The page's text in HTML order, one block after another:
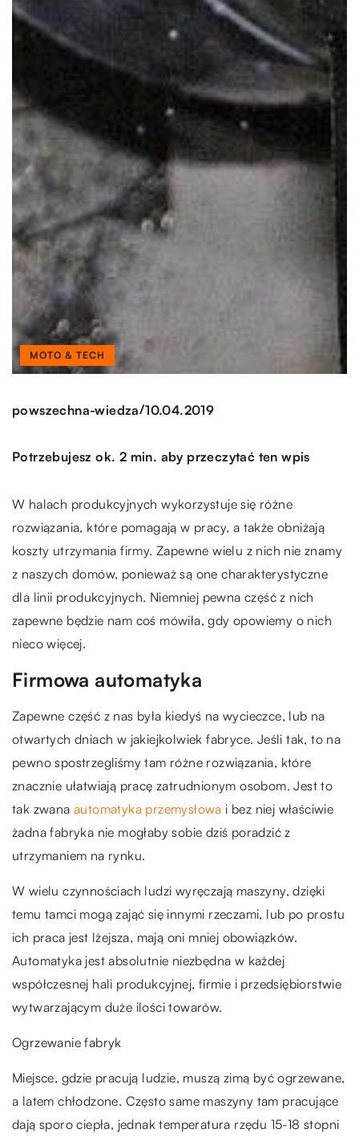
MOTO & TECH
powszechna-wiedza/10.04.2019
Potrzebujesz ok. 2 min. aby przeczytać ten wpis
W halach produkcyjnych wykorzystuje się różne
rozwiązania, które pomagają w pracy, a także obniżają
koszty utrzymania firmy. Zapewne wielu z nich nie znamy
z naszych domów, ponieważ są one charakterystyczne
dla linii produkcyjnych. Niemniej pewna część z nich
zapewne będzie nam coś mówiła, gdy opowiemy o nich
nieco więcej.
Firmowa automatyka
Zapewne część z nas była kiedyś na wycieczce, lub na
otwartych dniach w jakiejkolwiek fabryce. Jeśli tak, to na
pewno spostrzegliśmy tam różne rozwiązania, które
znacznie ułatwiają pracę zatrudnionym osobom. Jest to
tak zwanaautomatyka przemysłowa i bez niej właściwie
żadna fabryka nie mogłaby sobie dziś poradzić z
utrzymaniem na rynku.
W wielu czynnościach ludzi wyręczają maszyny, dzięki
temu tamci mogą zająć się innymi rzeczami, lub po prostu
ich praca jest lżejsza, mają oni mniej obowiązków.
Automatyka jest absolutnie niezbędna w każdej
współczesnej hali produkcyjnej, firmie i przedsiębiorstwie
wytwarzającym duże ilości towarów.
Ogrzewanie fabryk
Miejsce, gdzie pracują ludzie, muszą zimą być ogrzewane,
a latem chłodzone. Często same maszyny tam pracujące
dają sporo ciepła, jednak temperatura rzędu 15-18 stopni